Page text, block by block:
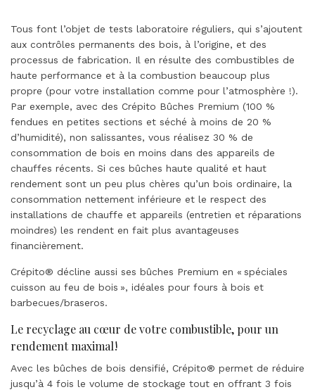
Tous font l’objet de tests laboratoire réguliers, qui s’ajoutent
aux contrôles permanents des bois, à l’origine, et des
processus de fabrication. Il en résulte des combustibles de
haute performance et à la combustion beaucoup plus
propre (pour votre installation comme pour l’atmosphère !).
Par exemple, avec des Crépito Bûches Premium (100 %
fendues en petites sections et séché à moins de 20 %
d’humidité), non salissantes, vous réalisez 30 % de
consommation de bois en moins dans des appareils de
chauffes récents. Si ces bûches haute qualité et haut
rendement sont un peu plus chères qu’un bois ordinaire, la
consommation nettement inférieure et le respect des
installations de chauffe et appareils (entretien et réparations
moindres) les rendent en fait plus avantageuses
financièrement.
Crépito® décline aussi ses bûches Premium en « spéciales
cuisson au feu de bois », idéales pour fours à bois et
barbecues/braseros.
Le recyclage au cœur de votre combustible, pour un
rendement maximal !
Avec les bûches de bois densifié, Crépito® permet de réduire
jusqu’à 4 fois le volume de stockage tout en offrant 3 fois